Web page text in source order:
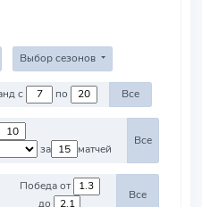
Выбор сезонов
Против команд с по Все
за
матчей
Все
Победа от
до
Все